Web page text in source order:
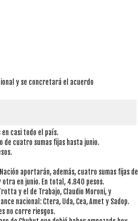
y se concretará el acuerdo
en casi todo el país.
de cuatro sumas fijas hasta junio.
aportarán, además, cuatro sumas fijas de
otra en junio. En total, 4.840 pesos.
y el de Trabajo, Claudio Moroni, y
nacional: Ctera, Uda, Cea, Amet y Sadop.
no corre riesgos.